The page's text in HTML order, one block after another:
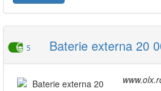
5 Baterie externa 20